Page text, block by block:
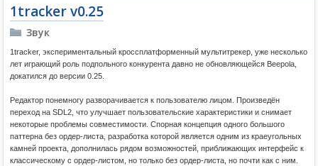
1tracker v0.25
Звук
1tracker, экспериментальный кроссплатформенный мультитрекер, уже несколько
лет играющий роль подпольного конкурента давно не обновляющейся Beepola,
докатился до версии 0.25.
Редактор понемногу разворачивается к пользователю лицом. Произведён
переход на SDL2, что улучшает пользовательские характеристики и снимает
некоторые проблемы совместимости. Спорная концепция одного большого
паттерна без ордер-листа, разработка которой является одним из краеугольных
камней проекта, дополнилась рядом возможностей, приближающих интерфейс к
классическому с ордер-листом, но только без ордер-листа, но почти как с ним.